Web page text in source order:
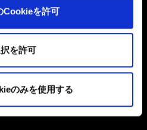
るために、一部のCookieをパ
になることはありません。
マンスの変更点に関する詳
ーでご確認ください。
Cookieを許可
を許可
のみを使用する
するお知らせ